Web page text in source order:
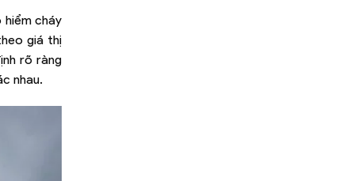
cháy
giá thị
rõ ràng
nhau.